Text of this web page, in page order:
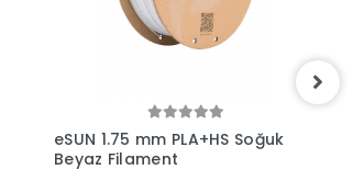
eSUN 1.75 mm PLA+HS Soğuk
Beyaz Filament